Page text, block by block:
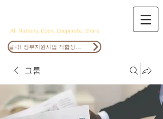
All Nations, Open, Cooperate, Share
그룹